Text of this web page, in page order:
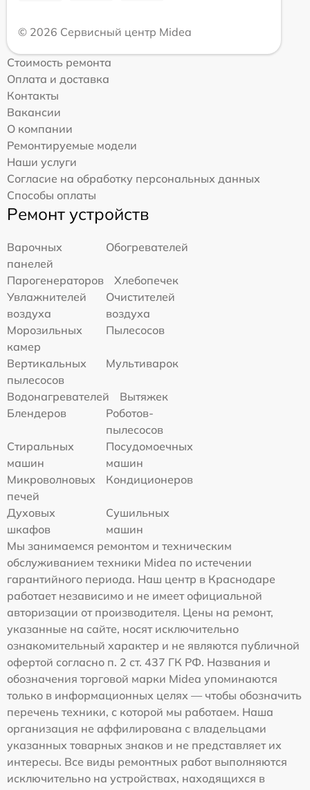
© 2026 Сервисный центр Midea
Стоимость ремонта
Оплата и доставка
Контакты
Вакансии
О компании
Ремонтируемые модели
Наши услуги
Согласие на обработку персональных данных
Способы оплаты
Ремонт устройств
Варочных
панелей
Обогревателей
Парогенераторов
Хлебопечек
Увлажнителей
воздуха
Очистителей
воздуха
Морозильных
камер
Пылесосов
Вертикальных
пылесосов
Мультиварок
Водонагревателей
Вытяжек
Блендеров
Роботов-
пылесосов
Стиральных
машин
Посудомоечных
машин
Микроволновых
печей
Кондиционеров
Духовых
шкафов
Сушильных
машин
Мы занимаемся ремонтом и техническим
обслуживанием техники Midea по истечении
гарантийного периода. Наш центр в Краснодаре
работает независимо и не имеет официальной
авторизации от производителя. Цены на ремонт,
указанные на сайте, носят исключительно
ознакомительный характер и не являются публичной
офертой согласно п. 2 ст. 437 ГК РФ. Названия и
обозначения торговой марки Midea упоминаются
только в информационных целях — чтобы обозначить
перечень техники, с которой мы работаем. Наша
организация не аффилирована с владельцами
указанных товарных знаков и не представляет их
интересы. Все виды ремонтных работ выполняются
исключительно на устройствах, находящихся в